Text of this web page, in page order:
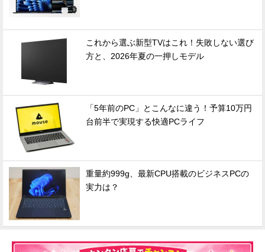
これから選ぶ新型TVはこれ！失敗しない選び
方と、2026年夏の一押しモデル
「5年前のPC」とこんなに違う！予算10万円
台前半で実現する快適PCライフ
重量約999g、最新CPU搭載のビジネスPCの
実力は？